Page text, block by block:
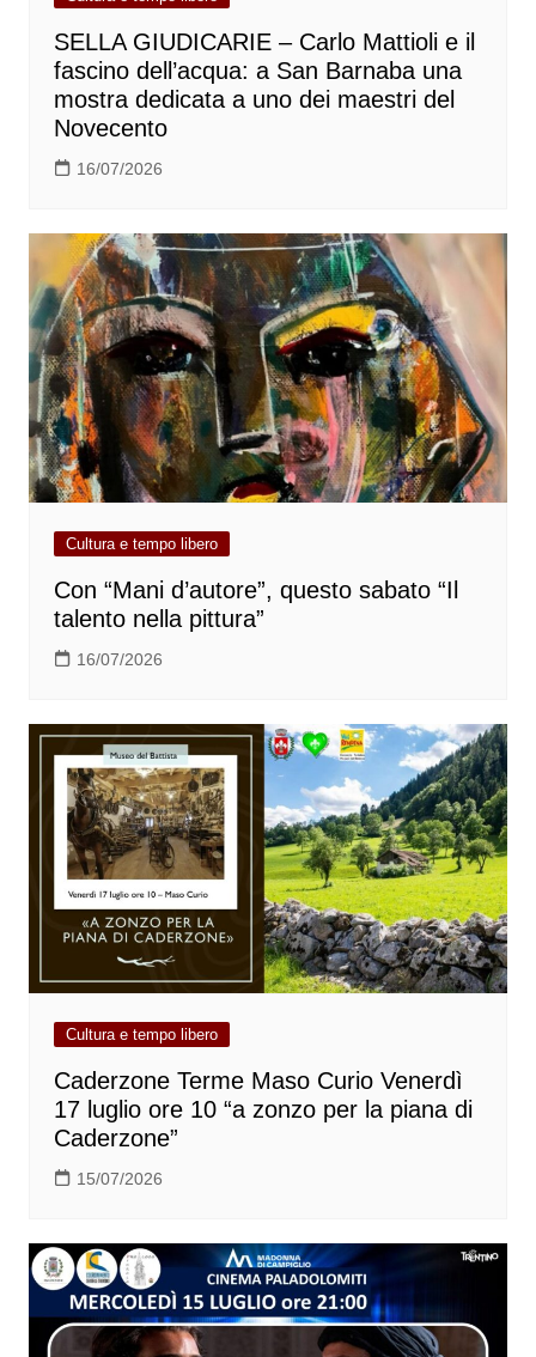
SELLA GIUDICARIE – Carlo Mattioli e il
fascino dell’acqua: a San Barnaba una
mostra dedicata a uno dei maestri del
Novecento
16/07/2026
Cultura e tempo libero
Con “Mani d’autore”, questo sabato “Il
talento nella pittura”
16/07/2026
Cultura e tempo libero
Caderzone Terme Maso Curio Venerdì
17 luglio ore 10 “a zonzo per la piana di
Caderzone”
15/07/2026